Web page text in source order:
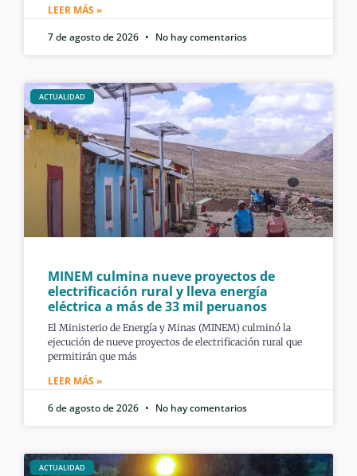
LEER MÁS »
7 de agosto de 2026
No hay comentarios
ACTUALIDAD
MINEM culmina nueve proyectos de
electrificación rural y lleva energía
eléctrica a más de 33 mil peruanos
El Ministerio de Energía y Minas (MINEM) culminó la
ejecución de nueve proyectos de electrificación rural que
permitirán que más
LEER MÁS »
6 de agosto de 2026
No hay comentarios
ACTUALIDAD